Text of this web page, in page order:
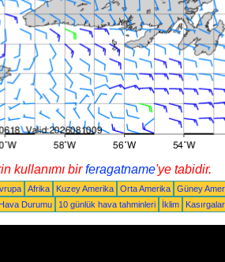
kullanımı birferagatname'ye tabidir.
Afrika Kuzey Amerika Orta Amerika Güney
Durumu 10 günlük hava tahminleri İklim Kasırgalar